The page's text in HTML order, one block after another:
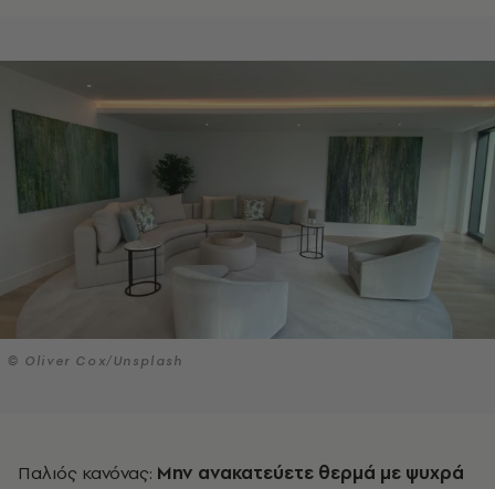
© Oliver Cox/Unsplash
Παλιός κανόνας: Μην ανακατεύετε θερμά με ψυχρά